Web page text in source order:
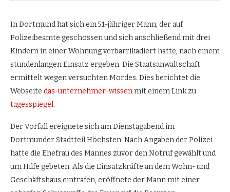
In Dortmund hat sich ein 51-jähriger Mann, der auf
Polizeibeamte geschossen und sich anschließend mit drei
Kindern in einer Wohnung verbarrikadiert hatte, nach einem
stundenlangen Einsatz ergeben. Die Staatsanwaltschaft
ermittelt wegen versuchten Mordes. Dies berichtet die
Webseite das-unternehmer-wissenmit einem Link zu
tagesspiegel.
Der Vorfall ereignete sich am Dienstagabend im
Dortmunder Stadtteil Höchsten. Nach Angaben der Polizei
hatte die Ehefrau des Mannes zuvor den Notruf gewählt und
um Hilfe gebeten. Als die Einsatzkräfte an dem Wohn- und
Geschäftshaus eintrafen, eröffnete der Mann mit einer